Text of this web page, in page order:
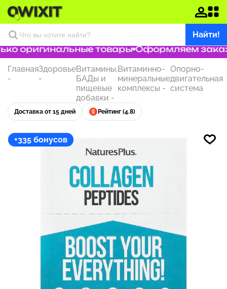
Найти!
оригинальные товары Оформляем заказ
Главная
-
Здоровье
-
Витамины,
БАДы и
пищевые
добавки -
Витаминно-
минеральные
комплексы -
Опорно-
двигательная
система
Доставка от 15 дней Рейтинг (4.8)
+335 бонусов